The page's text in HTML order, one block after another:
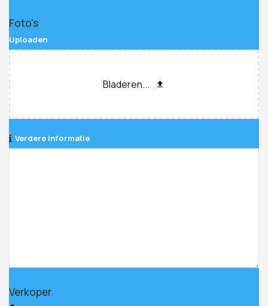
Foto's
Uploaden
Bladeren...
Verdere informatie
Verkoper